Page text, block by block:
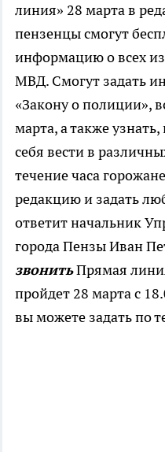
линия» 28 марта в
пензенцы смогут
информацию о всех
МВД. Смогут задать
«Закону о полиции»,
марта, а также
себя вести в
течение часа
редакцию и задать
ответит начальник
города Пензы Иван
звонитьПрямая
пройдет 28 марта с
вы можете задать по